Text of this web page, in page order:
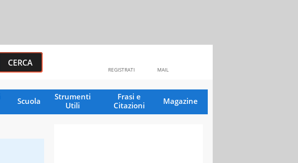
MAIL
REGISTRATI
Scuola
Strumenti
Utili
Frasi e
Citazioni
Magazine